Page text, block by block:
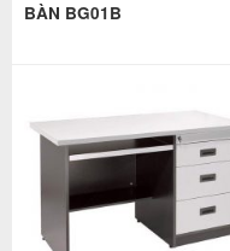
BÀN BG01B